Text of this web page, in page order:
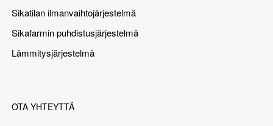
Sikatilan ilmanvaihtojärjestelmä
Sikafarmin puhdistusjärjestelmä
Lämmitysjärjestelmä
OTA YHTEYTTÄ